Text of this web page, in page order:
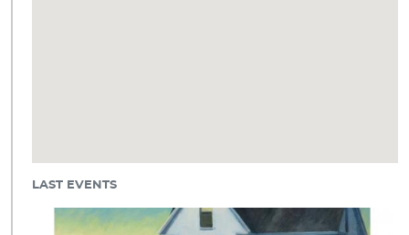
LAST EVENTS